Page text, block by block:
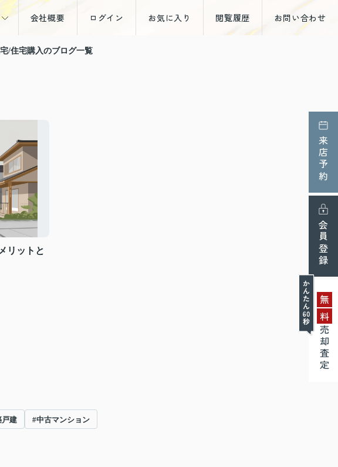
会社概要 ログイン お気に入り 閲覧履歴 お問い合わせ
来店予約
会員登録
無
料
売却査定
/住宅購入のブログ一覧
リットと
戸建 #中古マンション